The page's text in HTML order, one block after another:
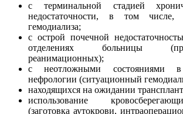
с терминальной стадией
недостаточности, в том числе,
гемодиализа;
с острой почечной
отделениях больницы
реанимационных);
с неотложными состояниями в
нефрологии (ситуационный
находящихся на ожидании
использование
(заготовка аутокрови,